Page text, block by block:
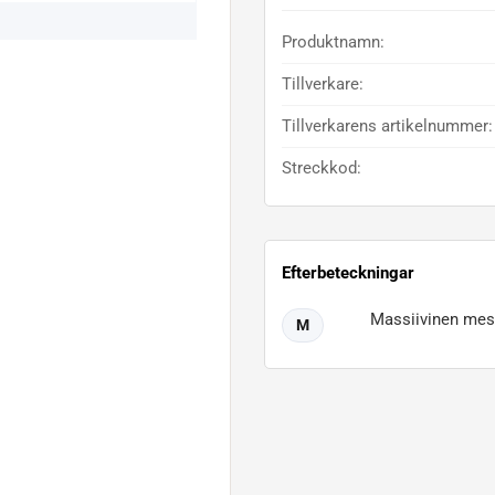
Produktnamn:
Tillverkare:
Tillverkarens artikelnummer:
Streckkod:
Efterbeteckningar
M Massiivinen